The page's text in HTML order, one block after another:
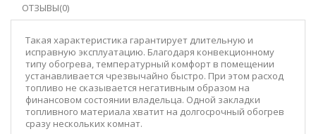
ОТЗЫВЫ(0)
Такая характеристика гарантирует длительную и
исправную эксплуатацию. Благодаря конвекционному
типу обогрева, температурный комфорт в помещении
устанавливается чрезвычайно быстро. При этом расход
топливо не сказывается негативным образом на
финансовом состоянии владельца. Одной закладки
топливного материала хватит на долгосрочный обогрев
сразу нескольких комнат.